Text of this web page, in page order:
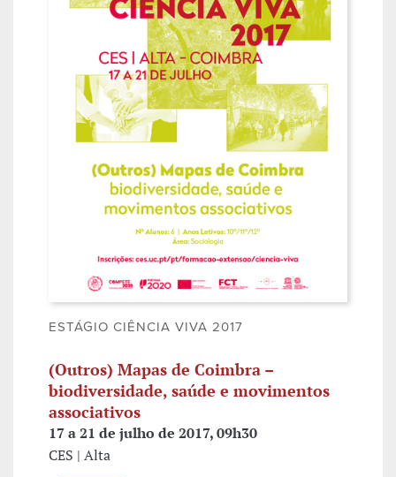
ESTÁGIO CIÊNCIA VIVA 2017
(Outros) Mapas de Coimbra –
biodiversidade, saúde e movimentos
associativos
17 a 21 de julho de 2017, 09h30
CES | Alta